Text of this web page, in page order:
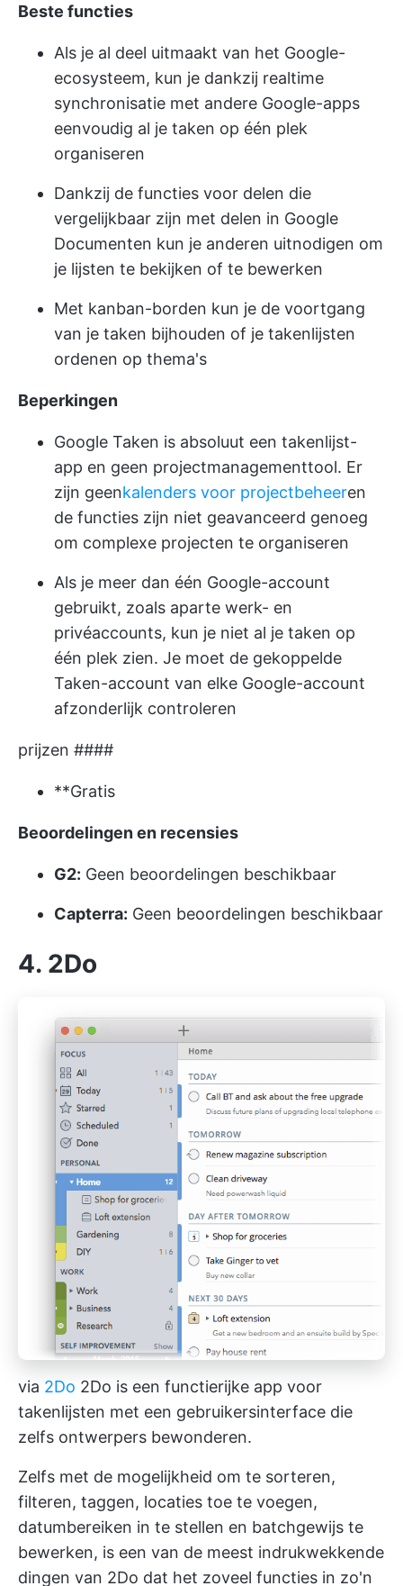
Beste functies
Als je al deel uitmaakt van het Google-
ecosysteem, kun je dankzij realtime
synchronisatie met andere Google-apps
eenvoudig al je taken op één plek
organiseren
Dankzij de functies voor delen die
vergelijkbaar zijn met delen in Google
Documenten kun je anderen uitnodigen om
je lijsten te bekijken of te bewerken
Met kanban-borden kun je de voortgang
van je taken bijhouden of je takenlijsten
ordenen op thema's
Beperkingen
Google Taken is absoluut een takenlijst-
app en geen projectmanagementtool. Er
zijn geenkalenders voor projectbeheeren
de functies zijn niet geavanceerd genoeg
om complexe projecten te organiseren
Als je meer dan één Google-account
gebruikt, zoals aparte werk- en
privéaccounts, kun je niet al je taken op
één plek zien. Je moet de gekoppelde
Taken-account van elke Google-account
afzonderlijk controleren
prijzen ####
**Gratis
Beoordelingen en recensies
G2: Geen beoordelingen beschikbaar
Capterra: Geen beoordelingen beschikbaar
4. 2Do
via 2Do 2Do is een functierijke app voor
takenlijsten met een gebruikersinterface die
zelfs ontwerpers bewonderen.
Zelfs met de mogelijkheid om te sorteren,
filteren, taggen, locaties toe te voegen,
datumbereiken in te stellen en batchgewijs te
bewerken, is een van de meest indrukwekkende
dingen van 2Do dat het zoveel functies in zo'n